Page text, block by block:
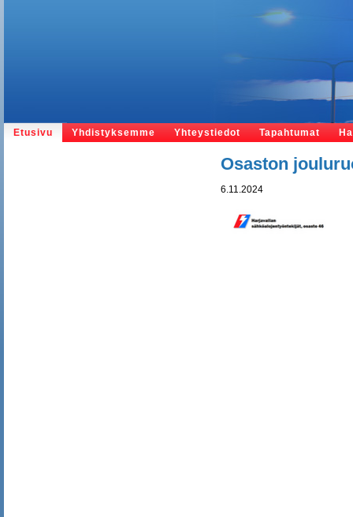
Etusivu Yhdistyksemme Yhteystiedot Tapahtumat
Osaston
6.11.2024